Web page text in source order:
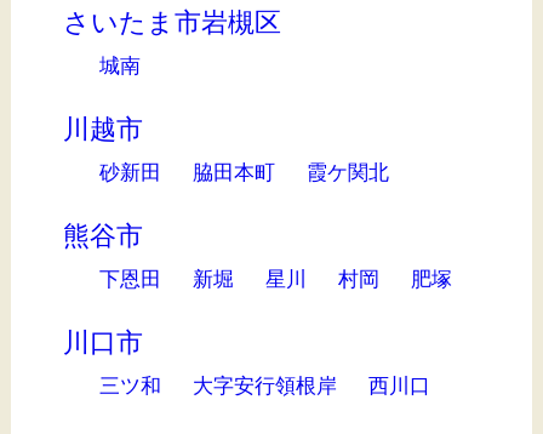
さいたま市岩槻区
城南
川越市
砂新田 脇田本町 霞ケ関北
熊谷市
下恩田 新堀 星川 村岡 肥塚
川口市
三ツ和 大字安行領根岸 西川口